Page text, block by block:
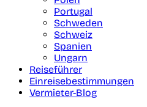
Portugal
Schweden
Schweiz
Spanien
Ungarn
Reiseführer
Einreisebestimmungen
Vermieter-Blog